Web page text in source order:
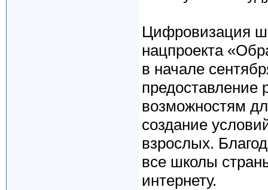
Цифровизация
нацпроекта
в начале
предоставление
возможностям
создание
взрослых.
все школы
интернету.